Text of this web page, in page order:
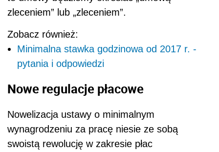
zleceniem” lub „zleceniem”.
Zobacz również:
Minimalna stawka godzinowa od 2017 r. -
pytania i odpowiedzi
Nowe regulacje płacowe
Nowelizacja ustawy o minimalnym
wynagrodzeniu za pracę niesie ze sobą
swoistą rewolucję w zakresie płac